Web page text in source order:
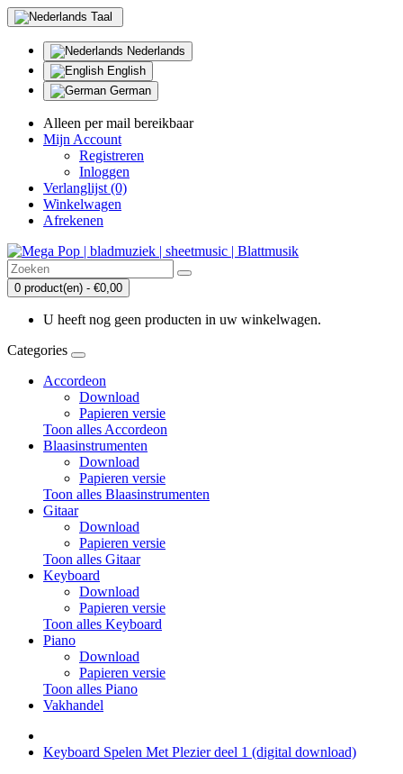
Taal
Nederlands
English
German
Alleen per mail bereikbaar
Mijn Account
Registreren
Inloggen
Verlanglijst (0)
Winkelwagen
Afrekenen
0 product(en) - €0,00
U heeft nog geen producten in uw winkelwagen.
Categories
Accordeon
Download
Papieren versie
Toon alles Accordeon
Blaasinstrumenten
Download
Papieren versie
Toon alles Blaasinstrumenten
Gitaar
Download
Papieren versie
Toon alles Gitaar
Keyboard
Download
Papieren versie
Toon alles Keyboard
Piano
Download
Papieren versie
Toon alles Piano
Vakhandel
Keyboard Spelen Met Plezier deel 1 (digital download)